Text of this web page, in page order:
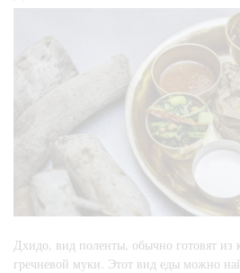
Дхидо, вид поленты, обычно готовят из
гречневой муки. Этот вид еды можно